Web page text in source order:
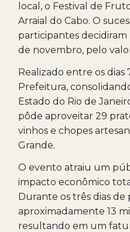
local, o Festival de
Arraial do Cabo. O
participantes decidiram
de novembro, pelo
Realizado entre os
Prefeitura,
Estado do Rio de
pôde aproveitar 29
vinhos e chopes
Grande.
O evento atraiu um
impacto econômico
Durante os três dias
aproximadamente 13
resultando em um